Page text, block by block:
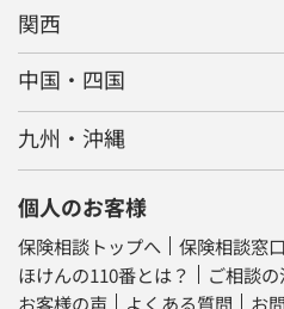
九州・沖縄
個人のお客様
保険相談トップへ
ほけんの110番とは？
法人のお客様
法人保険トップへ
製造業向け